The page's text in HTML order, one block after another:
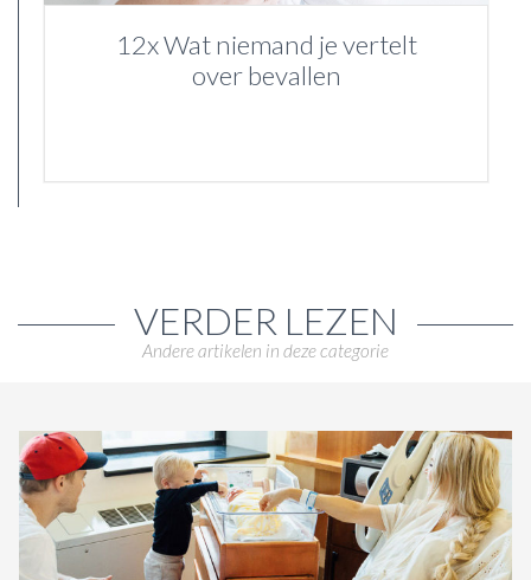
12x Wat niemand je vertelt
over bevallen
VERDER LEZEN
Andere artikelen in deze categorie